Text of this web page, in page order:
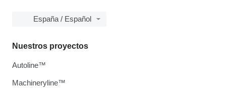
España / Español
Nuestros proyectos
Autoline™
Machineryline™